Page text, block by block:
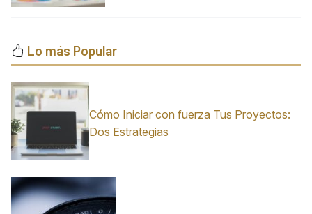
Lo más Popular
Cómo Iniciar con fuerza Tus Proyectos:
Dos Estrategias